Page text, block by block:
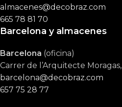
almacenes@decobraz.com
665 78 81 70
Barcelona y almacenes
Barcelona (oficina)
Carrer de l’Arquitecte
barcelona@decobraz.com
657 75 28 77